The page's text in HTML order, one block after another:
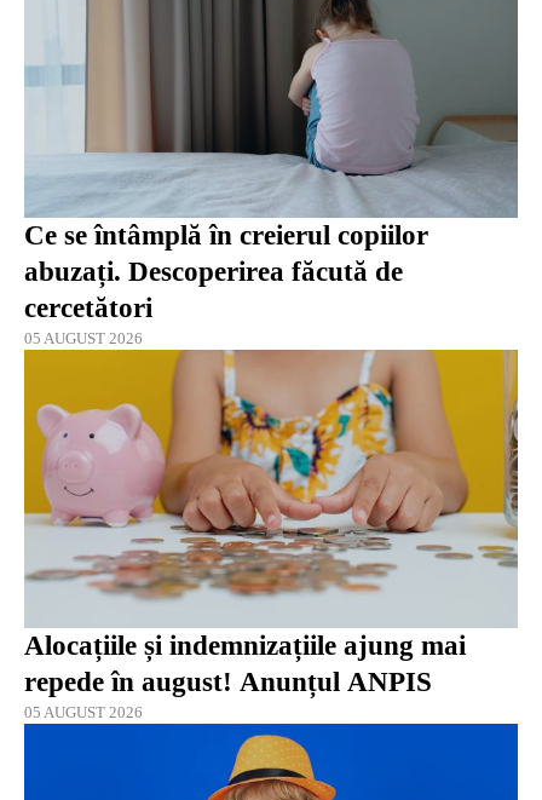
Ce se întâmplă în creierul copiilor
abuzați. Descoperirea făcută de
cercetători
05 AUGUST 2026
Alocațiile și indemnizațiile ajung mai
repede în august! Anunțul ANPIS
05 AUGUST 2026